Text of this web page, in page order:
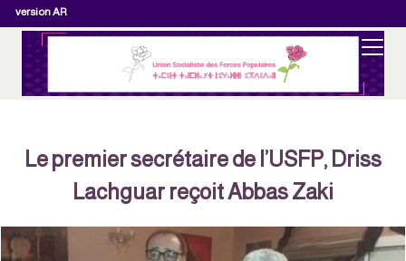
version AR
Le premier secrétaire de l’USFP, Driss
Lachguar reçoit Abbas Zaki